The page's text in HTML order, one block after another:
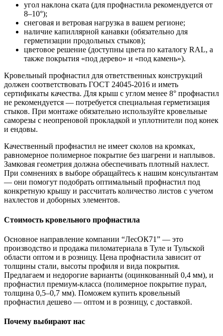
угол наклона ската (для профнастила рекомендуется от
8–10°);
снеговая и ветровая нагрузка в вашем регионе;
наличие капиллярной канавки (обязательно для
герметизации продольных стыков);
цветовое решение (доступны цвета по каталогу RAL, а
также покрытия «под дерево» и «под камень»).
Кровельный профнастил для ответственных конструкций
должен соответствовать ГОСТ 24045-2016 и иметь
сертификаты качества. Для крыш с углом менее 8° профнастил
не рекомендуется — потребуется специальная герметизация
стыков. При монтаже обязательно используйте кровельные
саморезы с неопреновой прокладкой и уплотнители под конек
и ендовы.
Качественный профнастил не имеет сколов на кромках,
равномерное полимерное покрытие без шагрени и наплывов.
Замковая геометрия должна обеспечивать плотный нахлест.
При сомнениях в выборе обращайтесь к нашим консультантам
— они помогут подобрать оптимальный профнастил под
конкретную крышу и рассчитать количество листов с учетом
нахлестов и доборных элементов.
Стоимость кровельного профнастила
Основное направление компании “ЛесОК71” — это
производство и продажа пиломатериала в Туле и Тульской
области оптом и в розницу. Цена профнастила зависит от
толщины стали, высоты профиля и вида покрытия.
Предлагаем и недорогие варианты (оцинкованный 0,4 мм), и
профнастил премиум-класса (полимерное покрытие пурал,
толщина 0,5–0,7 мм). Поможем купить кровельный
профнастил дешево — оптом и в розницу, с доставкой.
Почему выбирают нас